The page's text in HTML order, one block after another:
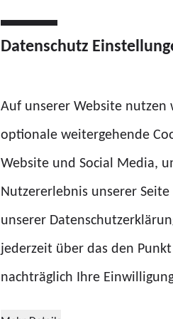
Datenschutz
Auf unserer Website nutzen
optionale weitergehende
Website und Social Media,
Nutzererlebnis unserer
unserer
jederzeit über das den
nachträglich Ihre